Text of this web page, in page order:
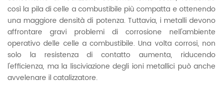
così la pila di celle a combustibile più compatta e ottenendo
una maggiore densità di potenza. Tuttavia, i metalli devono
affrontare gravi problemi di corrosione nell'ambiente
operativo delle celle a combustibile. Una volta corrosi, non
solo la resistenza di contatto aumenta, riducendo
l'efficienza, ma la lisciviazione degli ioni metallici può anche
avvelenare il catalizzatore.